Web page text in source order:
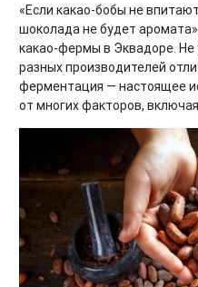
«Если какао-бобы не
шоколада не будет
какао-фермы в Эквадоре. Не
разных производителей
ферментация — настоящее
от многих факторов,